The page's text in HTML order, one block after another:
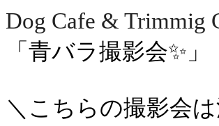
Dog Cafe & Trimmig
「青バラ撮影会✨」
＼こちらの撮影会